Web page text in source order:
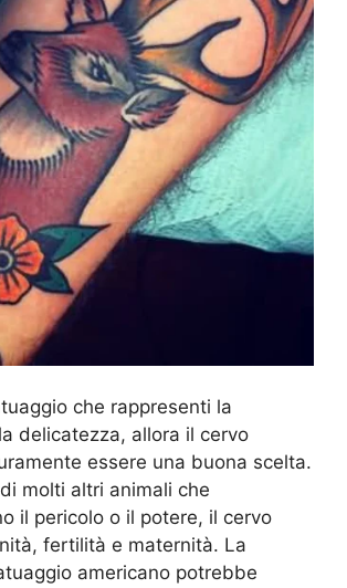
che rappresenti la
delicatezza, allora il cervo
essere una buona scelta.
molti altri animali che
il pericolo o il potere, il cervo
fertilità e maternità. La
americano potrebbe